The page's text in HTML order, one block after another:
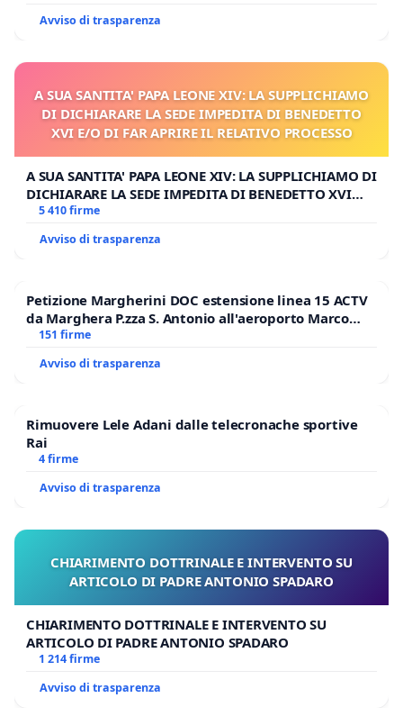
Avviso di trasparenza
A SUA SANTITA' PAPA LEONE XIV: LA SUPPLICHIAMO
DI DICHIARARE LA SEDE IMPEDITA DI BENEDETTO
XVI E/O DI FAR APRIRE IL RELATIVO PROCESSO
A SUA SANTITA' PAPA LEONE XIV: LA SUPPLICHIAMO DI
DICHIARARE LA SEDE IMPEDITA DI BENEDETTO XVI
E/O DI FAR APRIRE IL RELATIVO PROCESSO
5 410 firme
Avviso di trasparenza
Petizione Margherini DOC estensione linea 15 ACTV
da Marghera P.zza S. Antonio all'aeroporto Marco
Polo tariffa a € 1,50
151 firme
Avviso di trasparenza
Rimuovere Lele Adani dalle telecronache sportive
Rai
4 firme
Avviso di trasparenza
CHIARIMENTO DOTTRINALE E INTERVENTO SU
ARTICOLO DI PADRE ANTONIO SPADARO
CHIARIMENTO DOTTRINALE E INTERVENTO SU
ARTICOLO DI PADRE ANTONIO SPADARO
1 214 firme
Avviso di trasparenza